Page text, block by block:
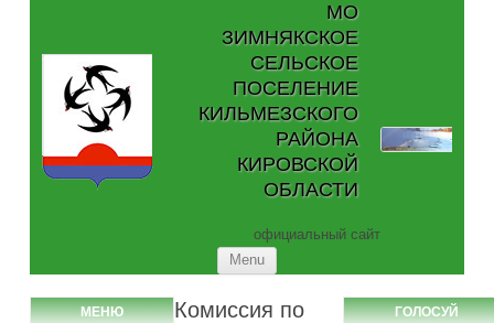
МО
ЗИМНЯКСКОЕ
СЕЛЬСКОЕ
ПОСЕЛЕНИЕ
КИЛЬМЕЗСКОГО
РАЙОНА
КИРОВСКОЙ
ОБЛАСТИ
официальный сайт
Menu
МЕНЮ
Комиссия по
ГОЛОСУЙ